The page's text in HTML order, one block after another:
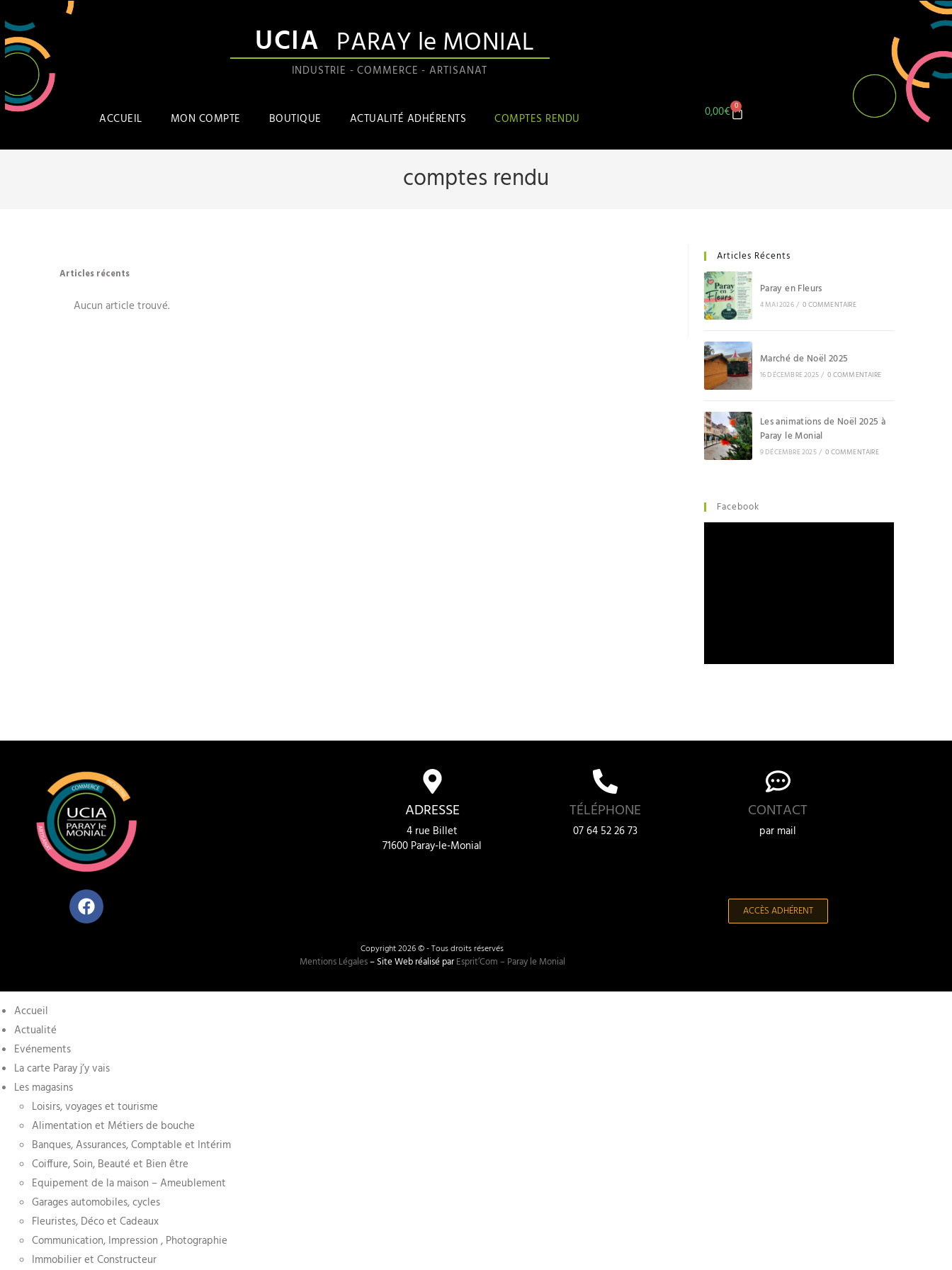
UCIA PARAY le MONIAL
INDUSTRIE - COMMERCE - ARTISANAT
ACCUEIL MON COMPTE BOUTIQUE ACTUALITÉ ADHÉRENTS COMPTES RENDU 0,00€ 0
comptes rendu
Articles récents
Aucun article trouvé.
Articles Récents
Paray en Fleurs
4 MAI 2026 / 0 COMMENTAIRE
Marché de Noël 2025
16 DÉCEMBRE 2025/ 0 COMMENTAIRE
Les animations de Noël 2025 à
Paray le Monial
9 DÉCEMBRE 2025 / 0 COMMENTAIRE
Facebook
ADRESSE
4 rue Billet
71600 Paray-le-Monial
TÉLÉPHONE
07 64 52 26 73
CONTACT
par mail
ACCÈS ADHÉRENT
Copyright 2026 © - Tous droits réservés
Mentions Légales– Site Web réalisé parEsprit’Com – Paray le Monial
Accueil
Actualité
Evénements
La carte Paray j’y vais
Les magasins
Loisirs, voyages et tourisme
Alimentation et Métiers de bouche
Banques, Assurances, Comptable et Intérim
Coiffure, Soin, Beauté et Bien être
Equipement de la maison – Ameublement
Garages automobiles, cycles
Fleuristes, Déco et Cadeaux
Communication, Impression , Photographie
Immobilier et Constructeur